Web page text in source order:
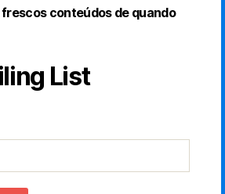
frescos conteúdos de quando
List